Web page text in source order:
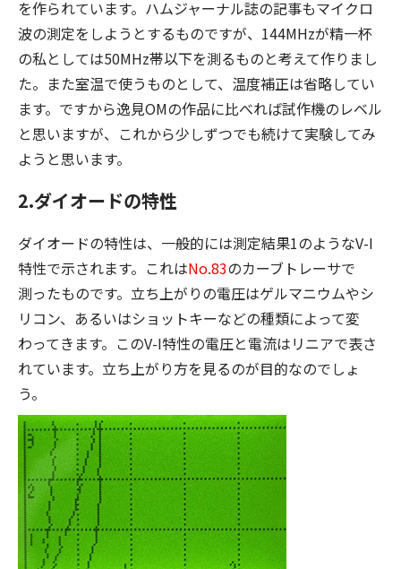
を作られています。ハムジャーナル誌の記事もマイクロ
波の測定をしようとするものですが、144MHzが精一杯
の私としては50MHz帯以下を測るものと考えて作りまし
た。また室温で使うものとして、温度補正は省略してい
ます。ですから逸見OMの作品に比べれば試作機のレベル
と思いますが、これから少しずつでも続けて実験してみ
ようと思います。
2.ダイオードの特性
ダイオードの特性は、一般的には測定結果1のようなV-I
特性で示されます。これはNo.83のカーブトレーサで
測ったものです。立ち上がりの電圧はゲルマニウムやシ
リコン、あるいはショットキーなどの種類によって変
わってきます。このV-I特性の電圧と電流はリニアで表さ
れています。立ち上がり方を見るのが目的なのでしょ
う。